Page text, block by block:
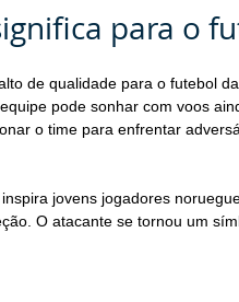
para o
de qualidade para o futebol
pode sonhar com voos
o time para enfrentar
jovens jogadores
O atacante se tornou um